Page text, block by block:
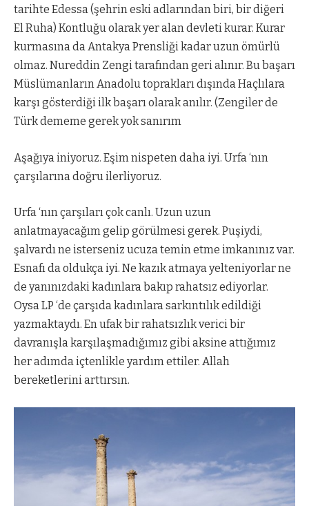
tarihte Edessa (şehrin eski adlarından biri, bir diğeri
El Ruha) Kontluğu olarak yer alan devleti kurar. Kurar
kurmasına da Antakya Prensliği kadar uzun ömürlü
olmaz. Nureddin Zengi tarafından geri alınır. Bu başarı
Müslümanların Anadolu toprakları dışında Haçlılara
karşı gösterdiği ilk başarı olarak anılır. (Zengiler de
Türk dememe gerek yok sanırım
Aşağıya iniyoruz. Eşim nispeten daha iyi. Urfa ‘nın
çarşılarına doğru ilerliyoruz.
Urfa ‘nın çarşıları çok canlı. Uzun uzun
anlatmayacağım gelip görülmesi gerek. Puşiydi,
şalvardı ne isterseniz ucuza temin etme imkanınız var.
Esnafı da oldukça iyi. Ne kazık atmaya yelteniyorlar ne
de yanınızdaki kadınlara bakıp rahatsız ediyorlar.
Oysa LP ‘de çarşıda kadınlara sarkıntılık edildiği
yazmaktaydı. En ufak bir rahatsızlık verici bir
davranışla karşılaşmadığımız gibi aksine attığımız
her adımda içtenlikle yardım ettiler. Allah
bereketlerini arttırsın.